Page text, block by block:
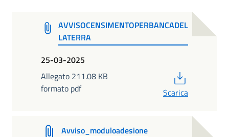
AVVISOCENSIMENTOPERBANCADEL
LATERRA
25-03-2025
Allegato 211.08 KB
formato pdf
Scarica
Avviso_moduloadesione